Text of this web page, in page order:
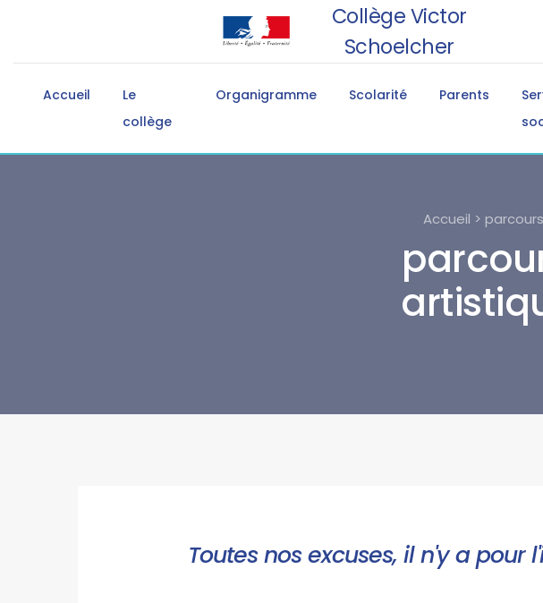
Collège Victor
Schoelcher
Accueil
Le
collège
Organigramme Scolarité Parents
Accueil >
Toutes nos excuses, il n'y a